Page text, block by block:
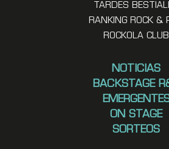
TARDES
RANKING ROCK &
ROCKOLA CLUB
NOTICIAS
BACKSTAGE
ON STAGE
SORTEOS